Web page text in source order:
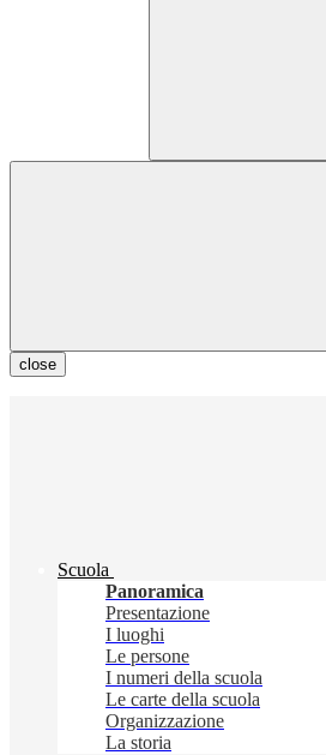
close
Scuola
Panoramica
Presentazione
I luoghi
Le persone
I numeri della scuola
Le carte della scuola
Organizzazione
La storia